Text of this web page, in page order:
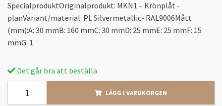
SpecialproduktOriginalprodukt: MKN1 – Krönplåt -
planVariant/material: PL Silvermetallic- RAL9006Mått
(mm):A: 30 mmB: 160 mmC: 30 mmD: 25 mmE: 25 mmF: 15
mmG: 1
Det går bra att beställa
LÄGG I VARUKORGEN